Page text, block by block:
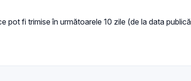
pot fi trimise în următoarele 10 zile (de la data